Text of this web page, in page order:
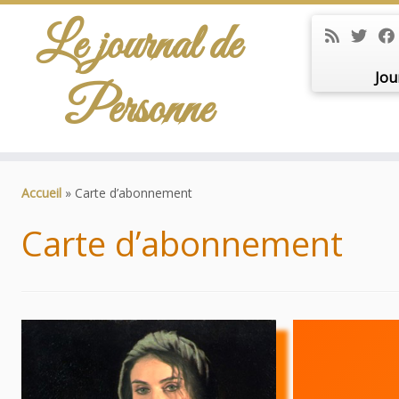
Le journal de
Personne
Accueil » Carte d’abonnement
Carte d’abonnement